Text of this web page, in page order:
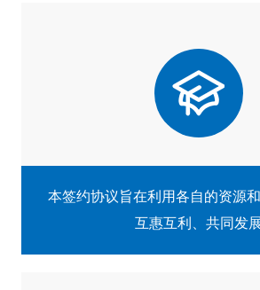
本签约协议旨在利用各自的资源
互惠互利、共同发